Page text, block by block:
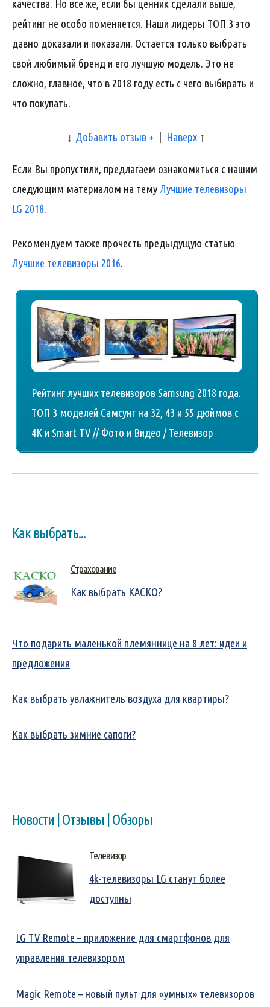
качества. Но все же, если бы ценник сделали выше,
рейтинг не особо поменяется. Наши лидеры ТОП 3 это
давно доказали и показали. Остается только выбрать
свой любимый бренд и его лучшую модель. Это не
сложно, главное, что в 2018 году есть с чего выбирать и
что покупать.
↓ Добавить отзыв + Наверх ↑
Если Вы пропустили, предлагаем ознакомиться с нашим
следующим материалом на темуЛучшие телевизоры
LG 2018.
Рекомендуем также прочесть предыдущую статью
Лучшие телевизоры 2016.
Рейтинг лучших телевизоров Samsung 2018 года.
ТОП 3 моделей Самсунг на 32, 43 и 55 дюймов с
4K и Smart TV // Фото и Видео / Телевизор
Как выбрать...
Страхование
Как выбрать КАСКО?
Что подарить маленькой племяннице на 8 лет: идеи и
предложения
Как выбрать увлажнитель воздуха для квартиры?
Как выбрать зимние сапоги?
Новости | Отзывы | Обзоры
Телевизор
4k-телевизоры LG станут более
доступны
LG TV Remote – приложение для смартфонов для
управления телевизором
Magic Remote – новый пульт для «умных» телевизоров